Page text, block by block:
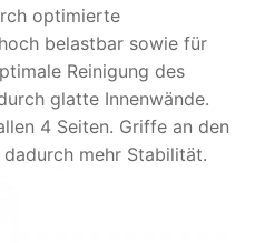
optimierte
belastbar sowie für
Reinigung des
glatte Innenwände.
4 Seiten. Griffe an den
mehr Stabilität.